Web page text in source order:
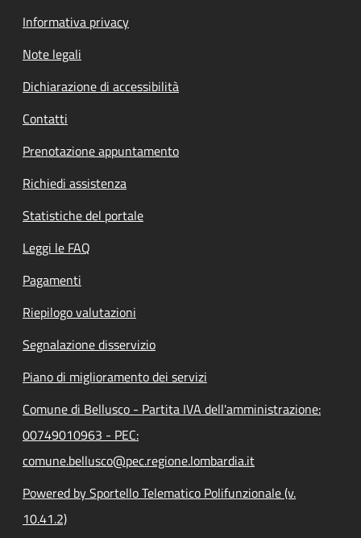
Informativa privacy
Note legali
Dichiarazione di accessibilità
Contatti
Prenotazione appuntamento
Richiedi assistenza
Statistiche del portale
Leggi le FAQ
Pagamenti
Riepilogo valutazioni
Segnalazione disservizio
Piano di miglioramento dei servizi
Comune di Bellusco - Partita IVA dell'amministrazione:
00749010963 - PEC:
comune.bellusco@pec.regione.lombardia.it
Powered by Sportello Telematico Polifunzionale (v.
10.41.2)